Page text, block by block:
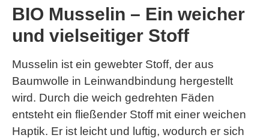
BIO Musselin – Ein weicher
und vielseitiger Stoff
Musselin ist ein gewebter Stoff, der aus
Baumwolle in Leinwandbindung hergestellt
wird. Durch die weich gedrehten Fäden
entsteht ein fließender Stoff mit einer weichen
Haptik. Er ist leicht und luftig, wodurch er sich